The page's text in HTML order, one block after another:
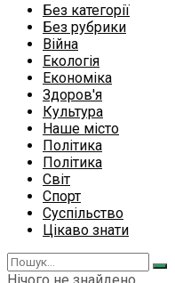
Без категорії
Без рубрики
Війна
Екологія
Економіка
Здоров'я
Культура
Наше місто
Політика
Політика
Світ
Спорт
Суспільство
Цікаво знати